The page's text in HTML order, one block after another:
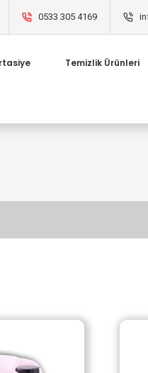
0533 305 4169
Temizlik Ürünleri